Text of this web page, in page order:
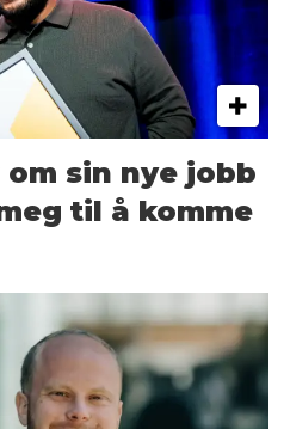
om sin nye jobb
til å komme